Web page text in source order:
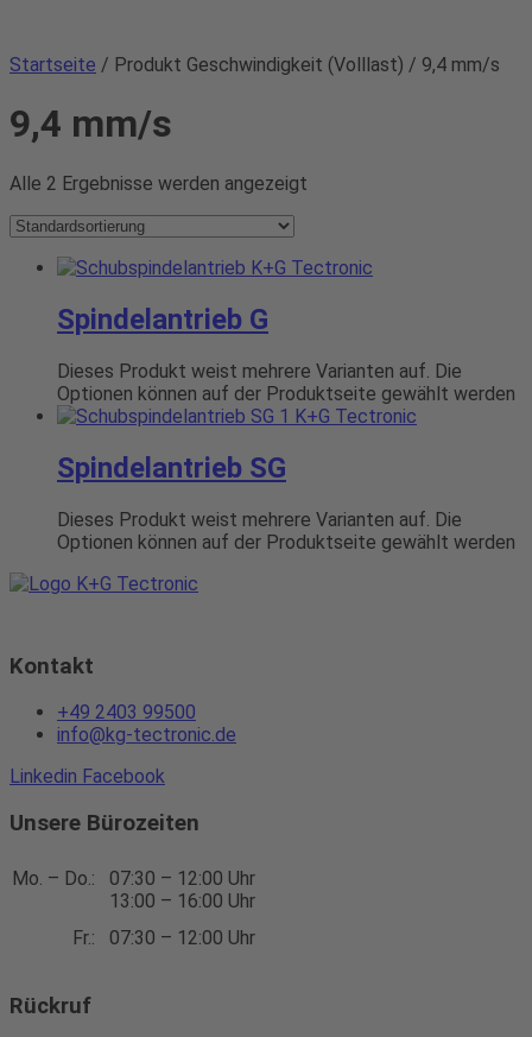
Startseite / Produkt Geschwindigkeit (Volllast) / 9,4 mm/s
9,4 mm/s
Alle 2 Ergebnisse werden angezeigt
Spindelantrieb G
Dieses Produkt weist mehrere Varianten auf. Die
Optionen können auf der Produktseite gewählt werden
Spindelantrieb SG
Dieses Produkt weist mehrere Varianten auf. Die
Optionen können auf der Produktseite gewählt werden
Kontakt
+49 2403 99500
info@kg-tectronic.de
Linkedin Facebook
Unsere Bürozeiten
Mo. – Do.:
07:30 – 12:00 Uhr
13:00 – 16:00 Uhr
Fr.:
07:30 – 12:00 Uhr
Rückruf